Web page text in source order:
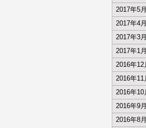
2017年5月
2017年4月
2017年3月
2017年1月
2016年12
2016年11
2016年10
2016年9月
2016年8月